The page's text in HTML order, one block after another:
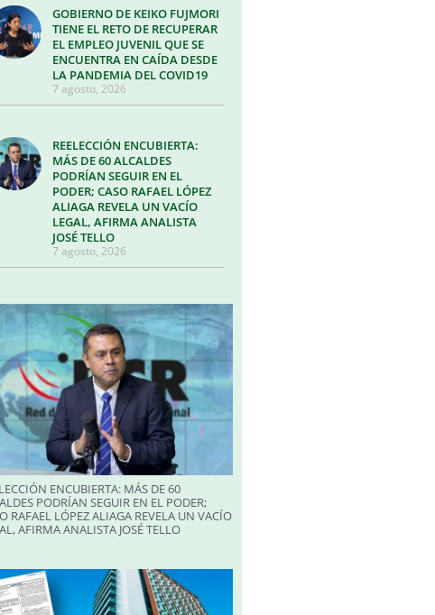
GOBIERNO DE KEIKO FUJMORI
TIENE EL RETO DE RECUPERAR
EL EMPLEO JUVENIL QUE SE
ENCUENTRA EN CAÍDA DESDE
LA PANDEMIA DEL COVID19
7 agosto, 2026
REELECCIÓN ENCUBIERTA:
MÁS DE 60 ALCALDES
PODRÍAN SEGUIR EN EL
PODER; CASO RAFAEL LÓPEZ
ALIAGA REVELA UN VACÍO
LEGAL, AFIRMA ANALISTA
JOSÉ TELLO
7 agosto, 2026
ENCUBIERTA: MÁS DE 60
PODRÍAN SEGUIR EN EL PODER;
RAFAEL LÓPEZ ALIAGA REVELA UN VACÍO
AFIRMA ANALISTA JOSÉ TELLO